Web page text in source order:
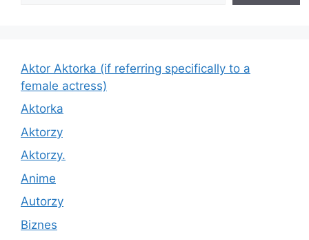
Aktor Aktorka (if referring specifically to a
female actress)
Aktorka
Aktorzy
Aktorzy.
Anime
Autorzy
Biznes